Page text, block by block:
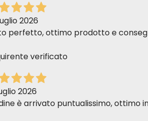
Włókno surowe – 0,4%,
Wilgotność – 79%
Lunch
2026
perfetto, ottimo prodotto e
verificato
2026
è arrivato puntualissimo, ottimo